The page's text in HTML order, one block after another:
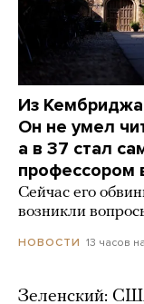
Из
Он не умел
а в 37 стал
профессором
Сейчас его
возникли
НОВОСТИ 13 часов
Зеленский: